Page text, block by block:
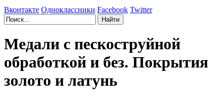
Вконтакте Одноклассники Facebook Twitter
Медали с пескоструйной
обработкой и без. Покрытия
золото и латунь